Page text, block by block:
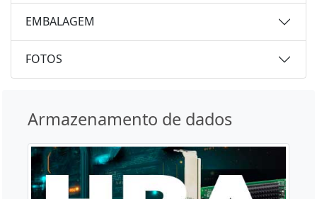
EMBALAGEM
FOTOS
Armazenamento de dados